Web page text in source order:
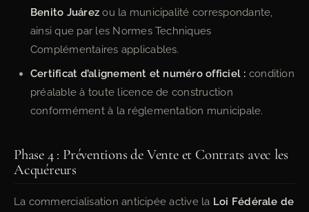
Benito Juárez ou la municipalité correspondante,
ainsi que par les Normes Techniques
Complémentaires applicables.
Certificat d’alignement et numéro officiel : condition
préalable à toute licence de construction
conformément à la réglementation municipale.
Phase 4 : Préventions de Vente et Contrats avec les
Acquéreurs
La commercialisation anticipée active la Loi Fédérale de